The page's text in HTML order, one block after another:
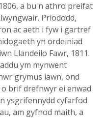
a bu'n athro preifat
Priododd,
ac aeth i fyw i gartref
yn ordeiniad
Llandeilo Fawr, 1811.
ym mynwent
grymus iawn, ond
brif drefnwyr ei enwad
ysgrifennydd cyfarfod
am gyfnod maith, a